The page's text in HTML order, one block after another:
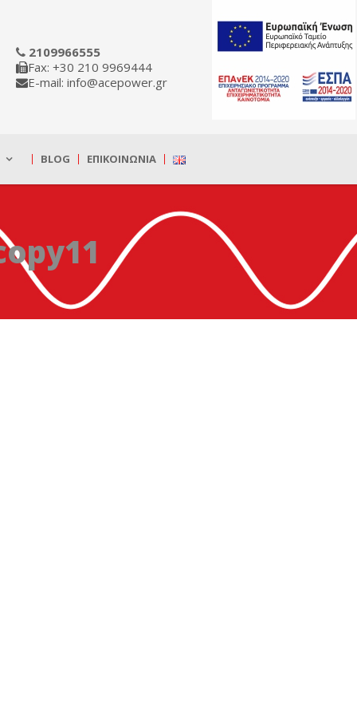
2109966555
Fax: +30 210 9969444
E-mail: info@acepower.gr
BLOG ΕΠΙΚΟΙΝΩΝΊΑ